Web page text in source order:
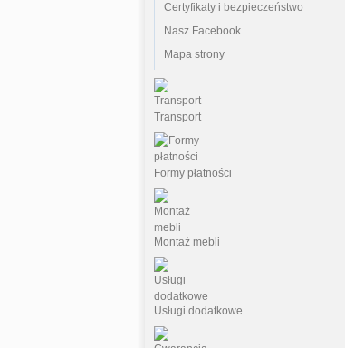
Certyfikaty i bezpieczeństwo
Nasz Facebook
Mapa strony
Transport
Formy płatności
Montaż mebli
Usługi dodatkowe